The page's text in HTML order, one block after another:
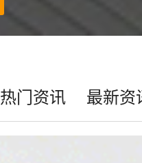
热门资讯 最新资